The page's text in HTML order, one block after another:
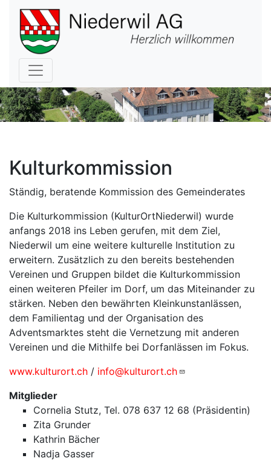
Hauptnavigation
Kulturkommission
Ständig, beratende Kommission des Gemeinderates
Die Kulturkommission (KulturOrtNiederwil) wurde
anfangs 2018 ins Leben gerufen, mit dem Ziel,
Niederwil um eine weitere kulturelle Institution zu
erweitern. Zusätzlich zu den bereits bestehenden
Vereinen und Gruppen bildet die Kulturkommission
einen weiteren Pfeiler im Dorf, um das Miteinander zu
stärken. Neben den bewährten Kleinkunstanlässen,
dem Familientag und der Organisation des
Adventsmarktes steht die Vernetzung mit anderen
Vereinen und die Mithilfe bei Dorfanlässen im Fokus.
www.kulturort.ch / info@kulturort.ch
Mitglieder
Cornelia Stutz, Tel. 078 637 12 68 (Präsidentin)
Zita Grunder
Kathrin Bächer
Nadja Gasser